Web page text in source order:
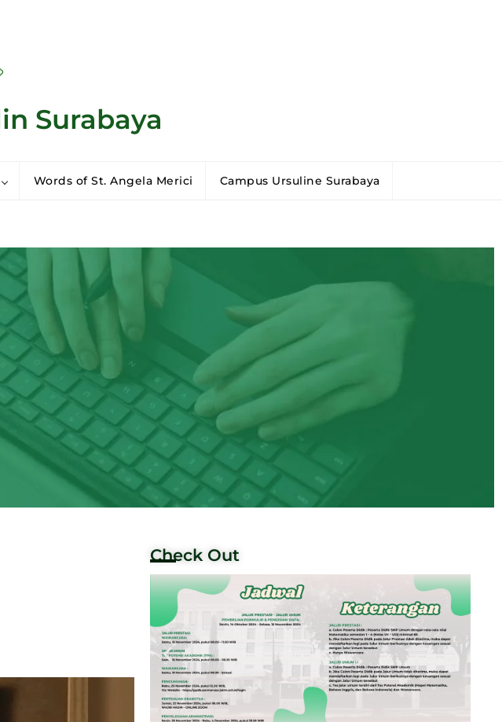
Surabaya
Words of St. Angela Merici Campus Ursuline Surabaya
Check Out